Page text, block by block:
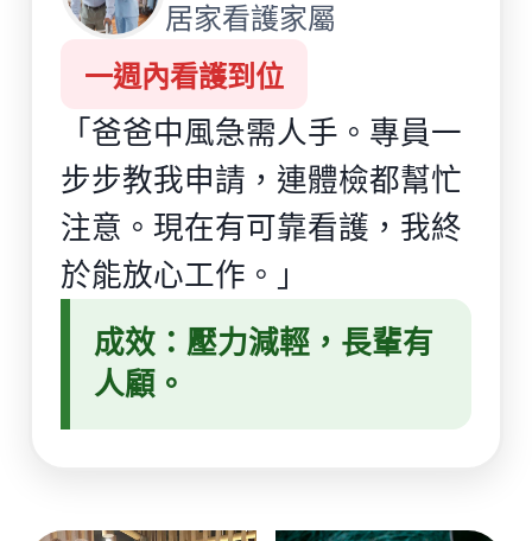
居家看護家屬
一週內看護到位
「爸爸中風急需人手。專員一
步步教我申請，連體檢都幫忙
注意。現在有可靠看護，我終
於能放心工作。」
成效：壓力減輕，長輩有
人顧。